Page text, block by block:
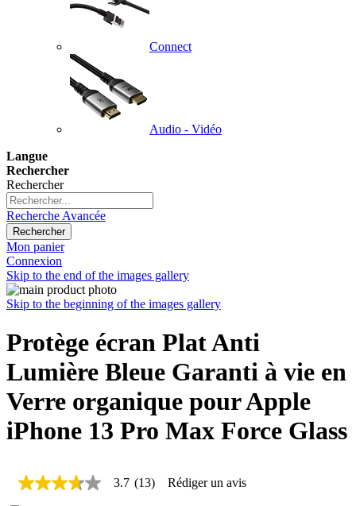
Connect
Audio - Vidéo
Langue
Rechercher
Rechercher
Recherche Avancée
Rechercher
Mon panier
Connexion
Skip to the end of the images gallery
Skip to the beginning of the images gallery
Protège écran Plat Anti
Lumière Bleue Garanti à vie en
Verre organique pour Apple
iPhone 13 Pro Max Force Glass
3.7
3.7 (13) Rédiger un avis